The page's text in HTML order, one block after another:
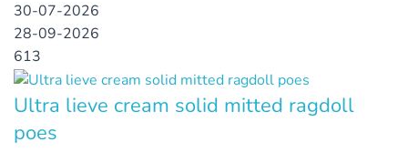
30-07-2026
28-09-2026
613
Ultra lieve cream solid mitted ragdoll
poes